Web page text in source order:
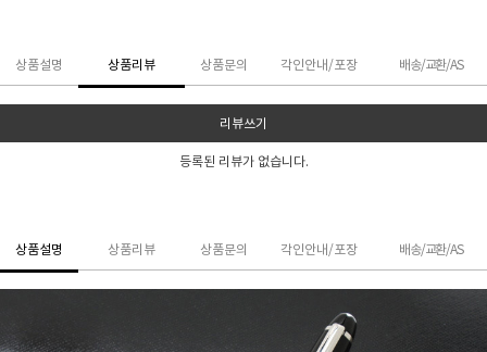
상품설명 상품리뷰 상품문의 각인안내/포장 배송/교환/AS
리뷰쓰기
등록된 리뷰가 없습니다.
상품설명 상품리뷰 상품문의 각인안내/포장 배송/교환/AS